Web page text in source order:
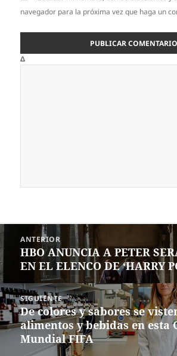
navegador para la próxima vez que haga un
Δ
Navegación
de
entradas
ANTERIOR
Entrada
anterior:
HBO ANUNCIA A PETER
EN EL ELENCO DE ‘HARRY
SIGUIENTE
Siguiente
entrada:
De colores y sabores se
alimentos y bebidas en esta
Mundial FIFA